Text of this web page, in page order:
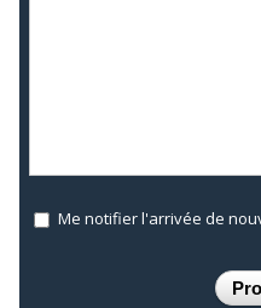
Me notifier l'arrivée de